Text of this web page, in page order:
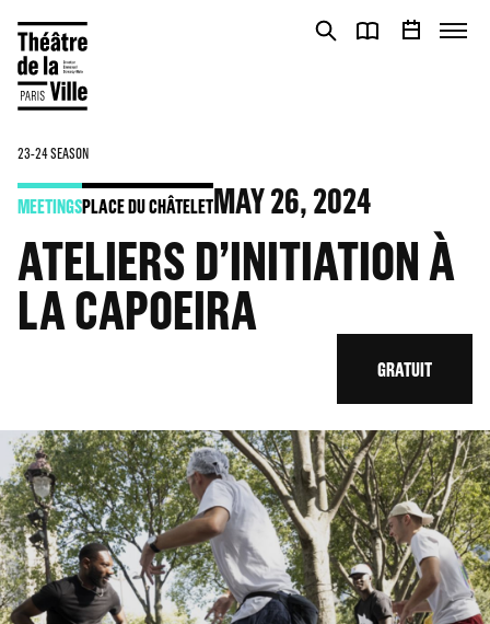
23-24 SEASON
MEETINGSPLACE DU CHÂTELETMAY26, 2024
ATELIERS D’INITIATION À
LA CAPOEIRA
GRATUIT